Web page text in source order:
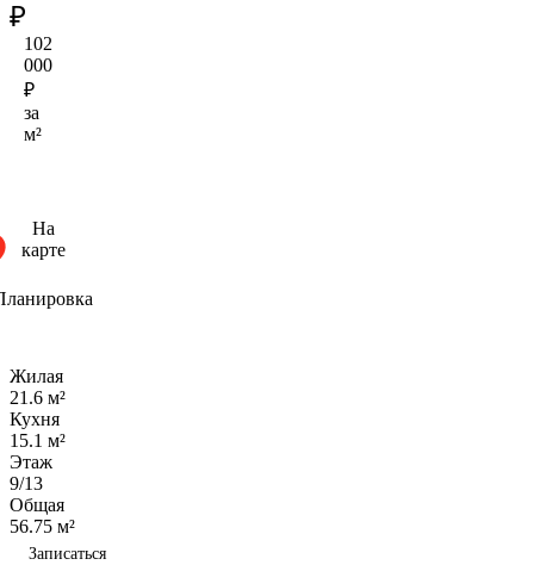
₽
102
000
₽
за
м²
На
карте
Жилая
21.6 м²
Кухня
15.1 м²
Этаж
9/13
Общая
56.75 м²
Записаться